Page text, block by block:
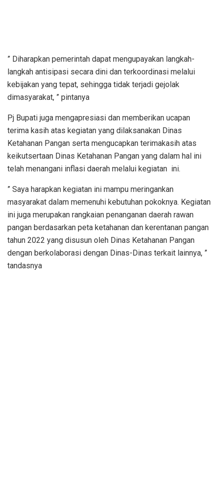
” Diharapkan pemerintah dapat mengupayakan langkah-
langkah antisipasi secara dini dan terkoordinasi melalui
kebijakan yang tepat, sehingga tidak terjadi gejolak
dimasyarakat, ” pintanya
Pj Bupati juga mengapresiasi dan memberikan ucapan
terima kasih atas kegiatan yang dilaksanakan Dinas
Ketahanan Pangan serta mengucapkan terimakasih atas
keikutsertaan Dinas Ketahanan Pangan yang dalam hal ini
telah menangani inflasi daerah melalui kegiatan ini.
” Saya harapkan kegiatan ini mampu meringankan
masyarakat dalam memenuhi kebutuhan pokoknya. Kegiatan
ini juga merupakan rangkaian penanganan daerah rawan
pangan berdasarkan peta ketahanan dan kerentanan pangan
tahun 2022 yang disusun oleh Dinas Ketahanan Pangan
dengan berkolaborasi dengan Dinas-Dinas terkait lainnya, ”
tandasnya